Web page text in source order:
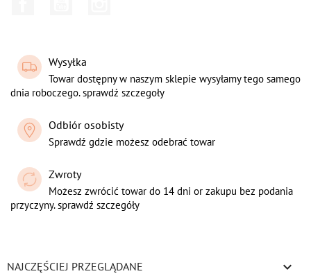
Wysyłka
Towar dostępny w naszym sklepie wysyłamy tego samego
dnia roboczego. sprawdź szczegoły
Odbiór osobisty
Sprawdź gdzie możesz odebrać towar
Zwroty
Możesz zwrócić towar do 14 dni or zakupu bez podania
przyczyny. sprawdź szczegóły
NAJCZĘŚCIEJ PRZEGLĄDANE 